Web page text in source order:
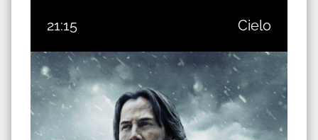
21:15 Cielo